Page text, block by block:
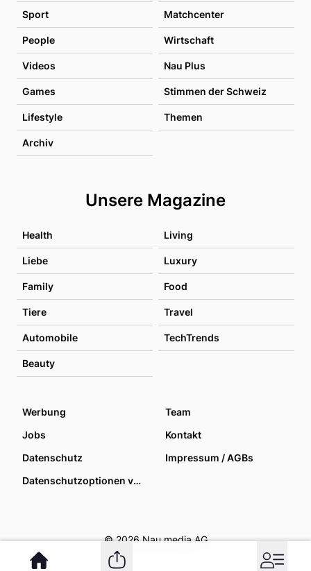
Sport Matchcenter
People Wirtschaft
Videos Nau Plus
Games Stimmen der Schweiz
Lifestyle Themen
Archiv
Unsere Magazine
Health Living
Liebe Luxury
Family Food
Tiere Travel
Automobile TechTrends
Beauty
Werbung
Team
Jobs
Kontakt
Datenschutz
Impressum / AGBs
Datenschutzoptionen verwalten
© 2026 Nau media AG